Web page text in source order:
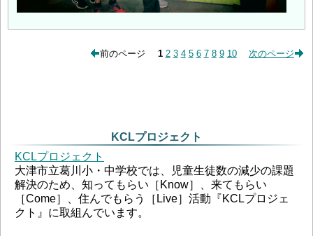
前のページ 1 2 3 4 5 6 7 8 9 10 次のページ
KCLプロジェクト
KCLプロジェクト
大津市立葛川小・中学校では、児童生徒数の減少の課題
解決のため、知ってもらい［Know］、来てもらい
［Come］、住んでもらう［Live］活動『KCLプロジェ
クト』に取組んでいます。